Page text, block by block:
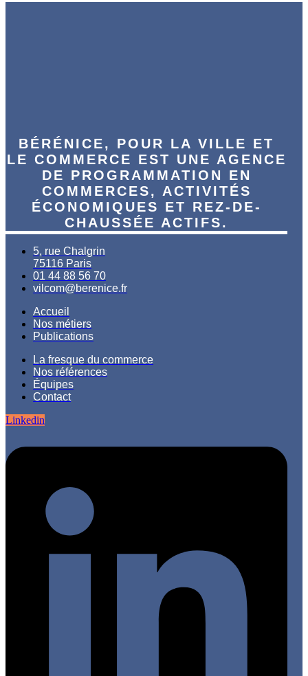
BÉRÉNICE, POUR LA VILLE ET
LE COMMERCE EST UNE AGENCE
DE PROGRAMMATION EN
COMMERCES, ACTIVITÉS
ÉCONOMIQUES ET REZ-DE-
CHAUSSÉE ACTIFS.
5, rue Chalgrin
75116 Paris
01 44 88 56 70
vilcom@berenice.fr
Accueil
Nos métiers
Publications
La fresque du commerce
Nos références
Équipes
Contact
Linkedin